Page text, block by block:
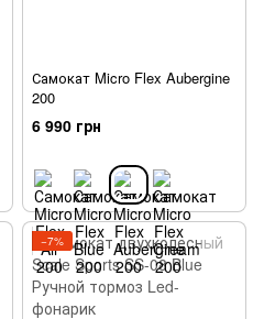
Самокат Micro Flex Aubergine
200
6 990 грн
−7%